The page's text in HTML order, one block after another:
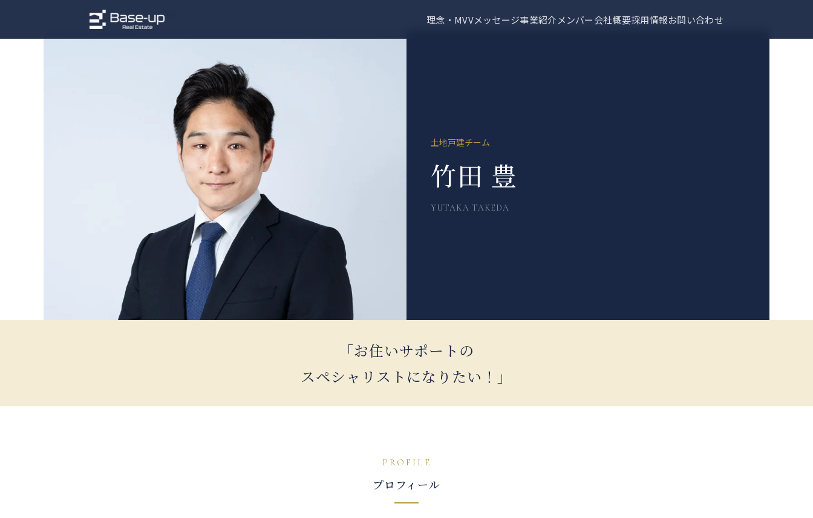
理念・MVVメッセージ事業紹介 メンバー会社概要採用情報お問い合わせ
TOP › メンバー › 竹田 豊
土地戸建チーム
竹田 豊
YUTAKA TAKEDA
「お住いサポートの
スペシャリストになりたい！」
PROFILE
プロフィール